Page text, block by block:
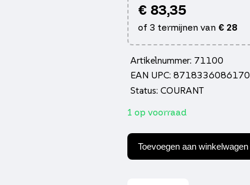
€83,35
of 3 termijnen van €28
Artikelnummer: 71100
EAN UPC: 8718336086170
Status: COURANT
1 op voorraad
led
evo-
2
Toevoegen aan winkelwagen